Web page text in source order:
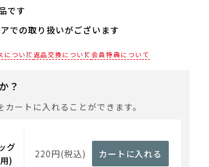
です
せん。
が必要な場合は、以下より合わせてご購
での取り扱いがございます
にてご確認ください。
について返品交換について会員特典について
？
ートに入れることができます。
グ
)
220円(税込) カートに入れる